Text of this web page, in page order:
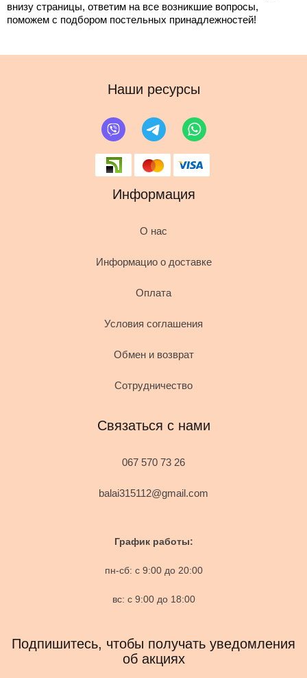
внизу страницы, ответим на все возникшие вопросы,
поможем с подбором постельных принадлежностей!
Наши ресурсы
Информация
О нас
Информацио о доставке
Оплата
Условия соглашения
Обмен и возврат
Сотрудничество
Связаться с нами
067 570 73 26
balai315112@gmail.com
График работы:
пн-сб: с 9:00 до 20:00
вс: с 9:00 до 18:00
Подпишитесь, чтобы получать уведомления
об акциях